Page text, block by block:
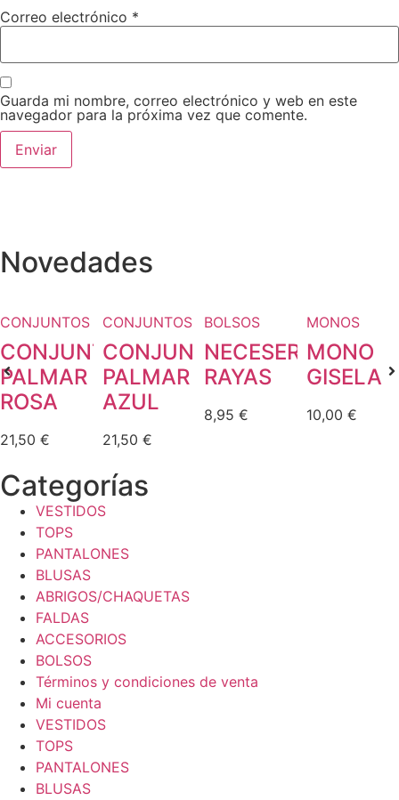
Correo electrónico *
Guarda mi nombre, correo electrónico y web en este
navegador para la próxima vez que comente.
Novedades
CONJUNTOS
CONJUNTO
PALMAR
ROSA
21,50 €
CONJUNTOS
CONJUNTO
PALMAR
AZUL
21,50 €
BOLSOS
NECESER
RAYAS
8,95 €
MONOS
MONO
GISELA
10,00 €
Categorías
VESTIDOS
TOPS
PANTALONES
BLUSAS
ABRIGOS/CHAQUETAS
FALDAS
ACCESORIOS
BOLSOS
Términos y condiciones de venta
Mi cuenta
VESTIDOS
TOPS
PANTALONES
BLUSAS